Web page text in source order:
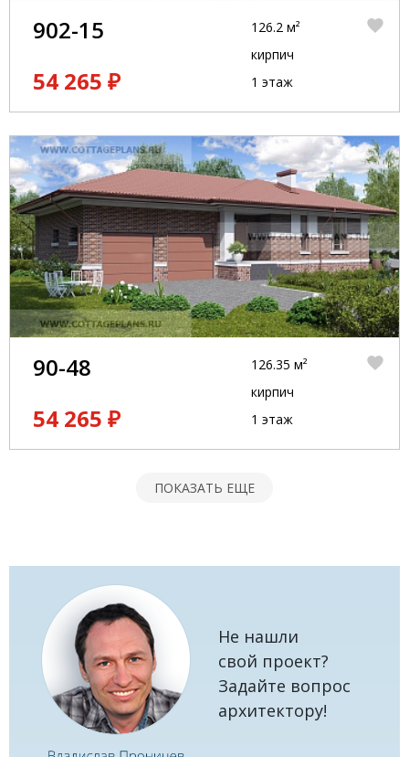
902-15
54 265 ₽
126.2 м²
кирпич
1 этаж
90-48
54 265 ₽
126.35 м²
кирпич
1 этаж
ПОКАЗАТЬ ЕЩЕ
Не нашли
свой проект?
Задайте вопрос
архитектору!